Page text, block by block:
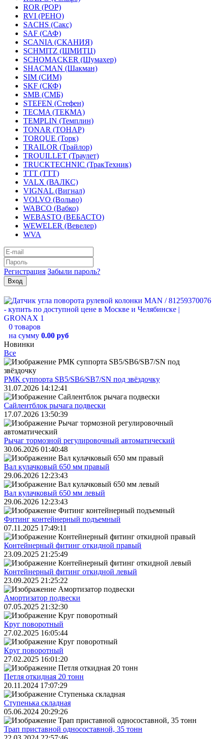
ROR (РОР)
RVI (РЕНО)
SACHS (Сакс)
SAF (САФ)
SCANIA (СКАНИЯ)
SCHMITZ (ШМИТЦ)
SCHOMACKER (Шумахер)
SHACMAN (Шакман)
SIM (СИМ)
SKF (СКФ)
SMB (СМБ)
STEFEN (Стефен)
TECMA (ТЕКМА)
TEMPLIN (Темплин)
TONAR (ТОНАР)
TORQUE (Торк)
TRAILOR (Трайлор)
TROUILLET (Траулет)
TRUCKTECHNIC (ТракТехник)
TTT (ТТТ)
VALX (ВАЛКС)
VIGNAL (Вигнал)
VOLVO (Вольво)
WABCO (Вабко)
WEBASTO (ВЕБАСТО)
WEWELER (Вевелер)
WVA
Регистрация Забыли пароль?
0 товаров
на сумму 0.00 руб
Новинки
Все
РМК суппорта SB5/SB6/SB7/SN под звёздочку
31.07.2026 14:12:41
Сайлентблок рычага подвески
17.07.2026 13:50:39
Рычаг тормозной регулировочный автоматический
30.06.2026 01:40:48
Вал кулачковый 650 мм правый
29.06.2026 12:23:43
Вал кулачковый 650 мм левый
29.06.2026 12:23:43
Фитинг контейнерный подъемный
07.11.2025 17:49:11
Контейнерный фитинг откидной правый
23.09.2025 21:25:49
Контейнерный фитинг откидной левый
23.09.2025 21:25:22
Амортизатор подвески
07.05.2025 21:32:30
Круг поворотный
27.02.2025 16:05:44
Круг поворотный
27.02.2025 16:01:20
Петля откидная 20 тонн
20.11.2024 17:07:29
Ступенька складная
05.06.2024 20:29:26
Трап приставной односоставной, 35 тонн